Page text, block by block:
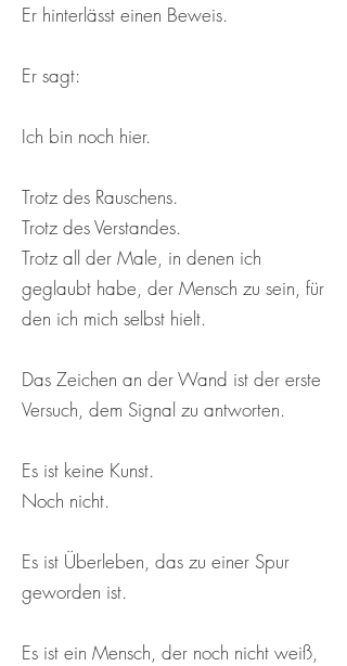
Er hinterlässt einen Beweis.
Er sagt:
Ich bin noch hier.
Trotz des Rauschens.
Trotz des Verstandes.
Trotz all der Male, in denen ich
geglaubt habe, der Mensch zu sein, für
den ich mich selbst hielt.
Das Zeichen an der Wand ist der erste
Versuch, dem Signal zu antworten.
Es ist keine Kunst.
Noch nicht.
Es ist Überleben, das zu einer Spur
geworden ist.
Es ist ein Mensch, der noch nicht weiß,